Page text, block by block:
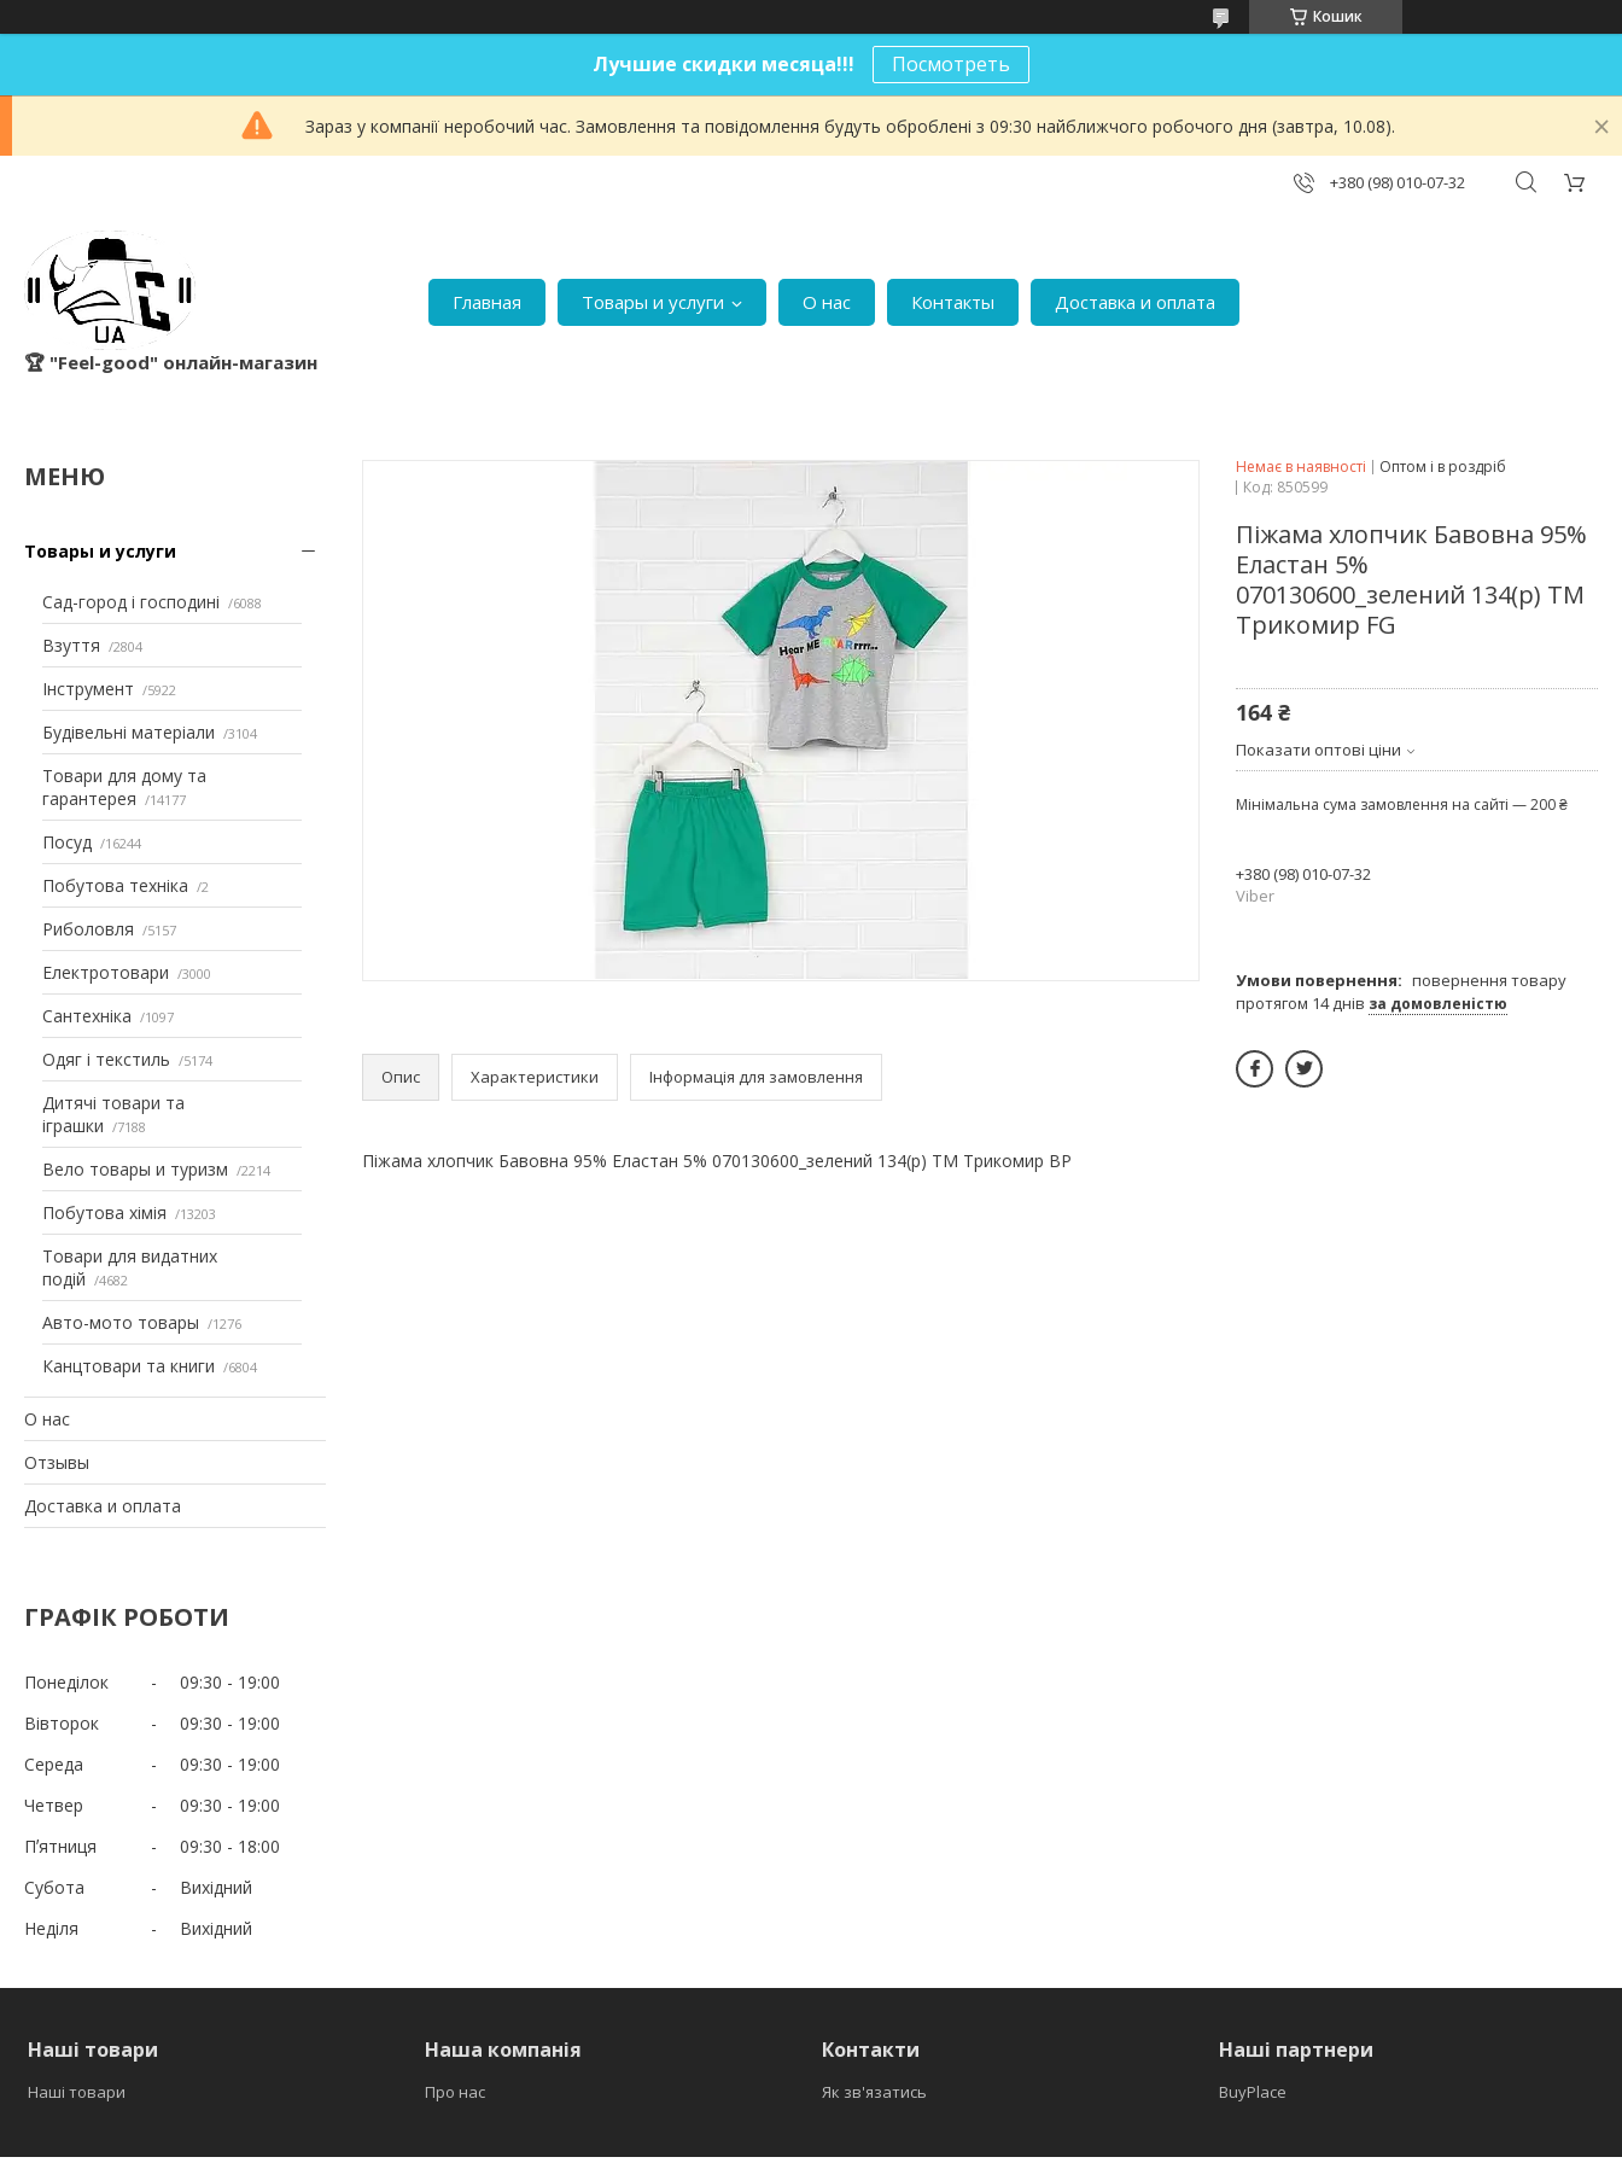
Кошик
Лучшие скидки месяца!!! Посмотреть
Зараз у компанії неробочий час. Замовлення та повідомлення будуть оброблені з 09:30 найближчого робочого дня (завтра, 10.08).
+380 (98) 010-07-32
🏆 "Feel-good" онлайн-магазин
Главная Товары и услуги О нас Контакты Доставка и оплата
Товары и услуги
Сад-город і господині 6088
Взуття 2804
Інструмент 5922
Будівельні матеріали 3104
Товари для дому та
гарантерея
14177
Посуд 16244
Побутова техніка 2
Риболовля 5157
Електротовари 3000
Сантехніка 1097
Одяг і текстиль 5174
Дитячі товари та
іграшки
7188
Вело товары и туризм 2214
Побутова хімія 13203
Товари для видатних
подій
4682
Авто-мото товары 1276
Канцтовари та книги 6804
О нас
Отзывы
Доставка и оплата
ГРАФІК РОБОТИ
Понеділок 09:30
19:00
Вівторок
09:30
19:00
Середа
09:30
19:00
Четвер
09:30
19:00
Пʼятниця
09:30
18:00
Субота
Вихідний
Неділя
Вихідний
Опис Характеристики Інформація для замовлення
Піжама хлопчик Бавовна 95% Еластан 5% 070130600_зелений 134(р) ТМ Трикомир BP
Немає в наявності
Оптом і в роздріб
Код: 850599
Піжама хлопчик Бавовна 95%
Еластан 5%
070130600_зелений 134(р) ТМ
Трикомир FG
164 ₴
Показати оптові ціни
Мінімальна сума замовлення на сайті — 200 ₴
+380 (98) 010-07-32
Viber
повернення товару
протягом 14 днів за домовленістю
Наші товари
Наші товари
Наша компанія
Про нас
Контакти
Як зв'язатись
Наші партнери
BuyPlace